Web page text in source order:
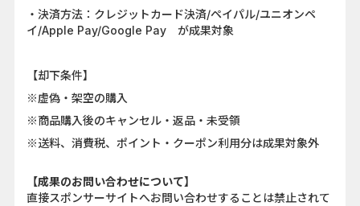
・決済方法：クレジットカード決済/ペイパル/ユニオンペ
イ/Apple Pay/Google Pay が成果対象
【却下条件】
※虚偽・架空の購入
※商品購入後のキャンセル・返品・未受領
※送料、消費税、ポイント・クーポン利用分は成果対象外
【成果のお問い合わせについて】
直接スポンサーサイトへお問い合わせすることは禁止されて